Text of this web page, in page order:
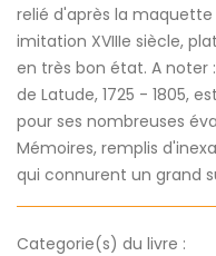
relié d'après la maquette
imitation XVIIIe siècle,
en très bon état. A noter
de Latude, 1725 - 1805,
pour ses nombreuses
Mémoires, remplis
qui connurent un grand
Categorie(s) du livre :